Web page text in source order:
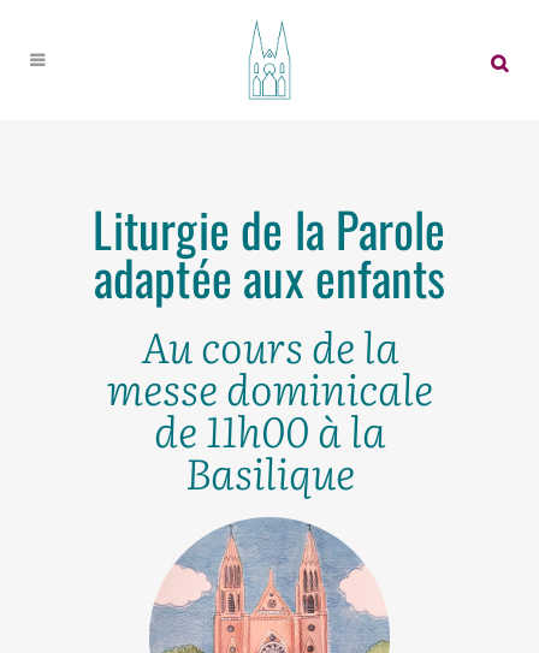
Liturgie de la Parole
adaptée aux enfants
Au cours de la
messe dominicale
de 11h00 à la
Basilique